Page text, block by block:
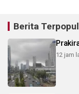
Berita
12 jam